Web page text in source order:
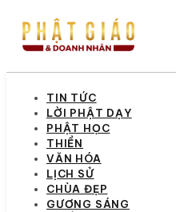
TIN TỨC
LỜI PHẬT DẠY
PHẬT HỌC
THIỀN
VĂN HÓA
LỊCH SỬ
CHÙA ĐẸP
GƯƠNG SÁNG